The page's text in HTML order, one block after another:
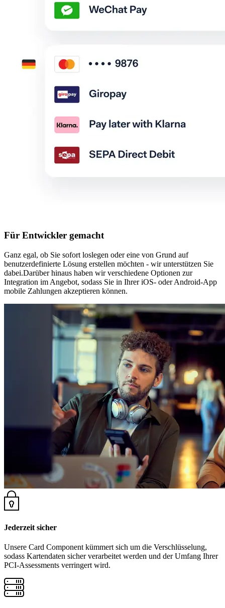
Für Entwickler gemacht
Ganz egal, ob Sie sofort loslegen oder eine von Grund auf
benutzerdefinierte Lösung erstellen möchten - wir unterstützen Sie
dabei.Darüber hinaus haben wir verschiedene Optionen zur
Integration im Angebot, sodass Sie in Ihrer iOS- oder Android-App
mobile Zahlungen akzeptieren können.
Jederzeit sicher
Unsere Card Component kümmert sich um die Verschlüsselung,
sodass Kartendaten sicher verarbeitet werden und der Umfang Ihrer
PCI-Assessments verringert wird.